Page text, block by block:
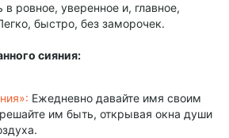
в ровное, уверенное и, главное,
быстро, без заморочек.
сияния:
Ежедневно давайте имя своим
им быть, открывая окна души